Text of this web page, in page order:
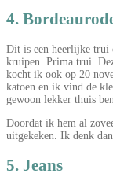
4.
Dit is een heerlijke trui
kruipen. Prima trui.
kocht ik ook op 20
katoen en ik vind de
gewoon lekker thuis
Doordat ik hem al
uitgekeken. Ik denk
5. Jeans